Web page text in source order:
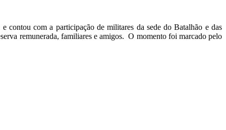
com a participação de militares da sede do Batalhão e das
remunerada, familiares e amigos. O momento foi marcado pelo